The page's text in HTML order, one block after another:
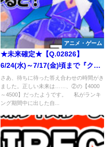
アニメ・ゲーム
★未来確定★【Q.02826】
6/24(水)～7/17(金)頃まで『クイ
ズマジックアカデミー緋のアル
カディア』で行われるランキン
グ検定「ボカロ・音声合成」。
Virtual限定クイズ作家・未来ヨ
ムの最高得点は？
さあ、待ちに待った答え合わせの時間がき
ました。正しい未来は……、②の【4000
～4500】だったようです。 私がランキ
ング期間中に出した自...